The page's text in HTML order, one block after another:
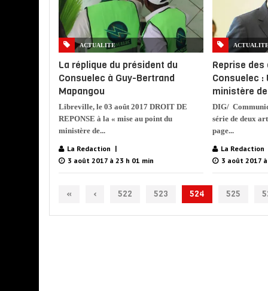
ACTUALITE
La réplique du président du
Consuelec à Guy-Bertrand
Mapangou
Libreville, le 03 août 2017 DROIT DE
REPONSE à la « mise au point du
ministère de...
La Redaction
3 août 2017 à 23 h 01 min
Reprise
Consuelec :
ministère de
DIG/
série de deux
page...
La Redaction
3 août 2017
« ‹ 522 523 524 525